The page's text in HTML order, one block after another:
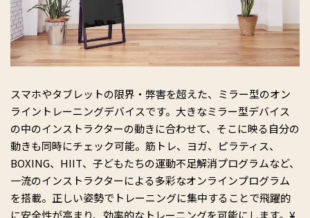
スマホやタブレットの限界・弊害を超えた、ミラー型のオン
ライントレーニングデバイスです。大きなミラー型デバイス
の中のインストラクターの動きに合わせて、そこに映る自分の
動きも同時にチェック可能。筋トレ、ヨガ、ピラティス、
BOXING、HIIT、子どもたちの運動不足解消プログラムなど、
一流のインストラクターによる多彩なオンラインプログラム
を搭載。正しい姿勢でトレーニングに集中することで飛躍的
に安全性が高まり、効率的なトレーニングを可能にします。¥